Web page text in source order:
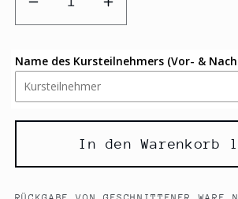
Verringere
die
Menge
für
Hundeleine
selber
flechten
-
Erhöhe
die
Menge
für
selber
flechten
-
Name des Kursteilnehmers (Vor- &
In den Warenkorb